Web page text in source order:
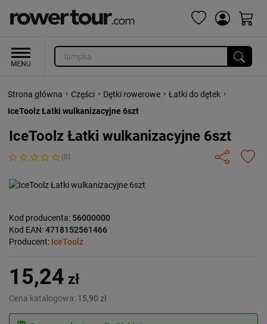
Strona główna › Części › Dętki rowerowe › Łatki do dętek ›
IceToolz Łatki wulkanizacyjne 6szt
IceToolz Łatki wulkanizacyjne 6szt
(0)
Kod producenta: 56000000
Kod EAN:4718152561466
Producent: IceToolz
15,24 zł
Cena katalogowa: 15,90 zł